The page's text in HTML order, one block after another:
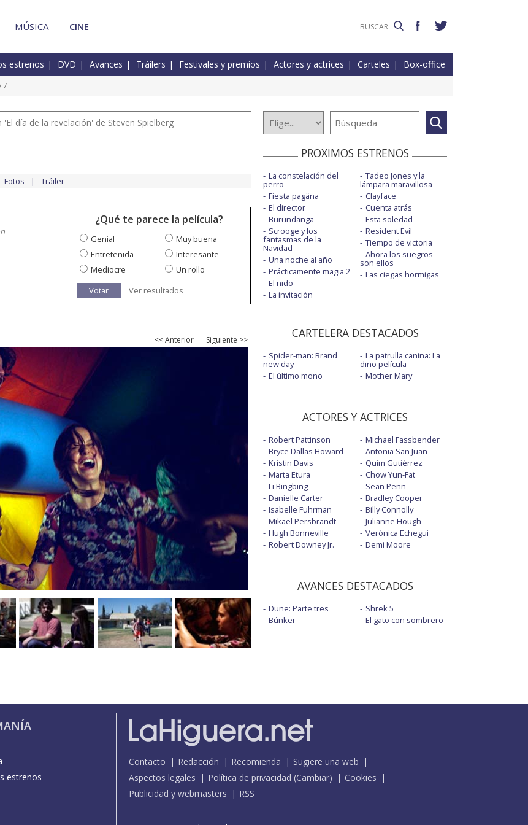
MÚSICA CINE
estrenos DVD Avances Tráilers Festivales y premios Actores y actrices Carteles Box-office
7
día de la revelación' de Steven Spielberg
Fotos Tráiler
¿Qué te parece la película?
Genial
Muy buena
Entretenida
Interesante
Mediocre
Un rollo
Votar
Ver resultados
<< Anterior Siguiente >>
PROXIMOS ESTRENOS
La constelación del
perro
Fiesta pagäna
El director
Burundanga
Scrooge y los
fantasmas de la
Navidad
Una noche al año
Prácticamente magia 2
El nido
La invitación
Tadeo Jones y la
lámpara maravillosa
Clayface
Cuenta atrás
Esta soledad
Resident Evil
Tiempo de victoria
Ahora los suegros
son ellos
Las ciegas hormigas
CARTELERA DESTACADOS
Spider-man: Brand
new day
El último mono
La patrulla canina: La
dino película
Mother Mary
ACTORES Y ACTRICES
Robert Pattinson
Bryce Dallas Howard
Kristin Davis
Marta Etura
Li Bingbing
Danielle Carter
Isabelle Fuhrman
Mikael Persbrandt
Hugh Bonneville
Robert Downey Jr.
Michael Fassbender
Antonia San Juan
Quim Gutiérrez
Chow Yun-Fat
Sean Penn
Bradley Cooper
Billy Connolly
Julianne Hough
Verónica Echegui
Demi Moore
AVANCES DESTACADOS
Dune: Parte tres
Búnker
Shrek 5
El gato con sombrero
estrenos
Contacto Redacción Recomienda
Sugiere una web
Aspectos legales
Política de privacidad (Cambiar)
Cookies
Publicidad y webmasters
RSS